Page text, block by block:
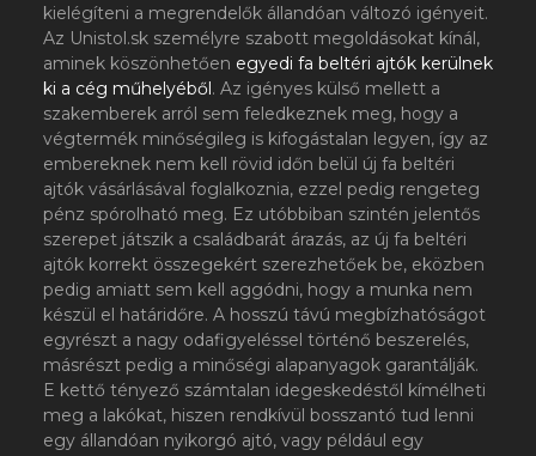
kielégíteni a megrendelők állandóan változó igényeit.
Az Unistol.sk személyre szabott megoldásokat kínál,
aminek köszönhetően egyedi fa beltéri ajtók kerülnek
ki a cég műhelyéből. Az igényes külső mellett a
szakemberek arról sem feledkeznek meg, hogy a
végtermék minőségileg is kifogástalan legyen, így az
embereknek nem kell rövid időn belül új fa beltéri
ajtók vásárlásával foglalkoznia, ezzel pedig rengeteg
pénz spórolható meg. Ez utóbbiban szintén jelentős
szerepet játszik a családbarát árazás, az új fa beltéri
ajtók korrekt összegekért szerezhetőek be, eközben
pedig amiatt sem kell aggódni, hogy a munka nem
készül el határidőre. A hosszú távú megbízhatóságot
egyrészt a nagy odafigyeléssel történő beszerelés,
másrészt pedig a minőségi alapanyagok garantálják.
E kettő tényező számtalan idegeskedéstől kímélheti
meg a lakókat, hiszen rendkívül bosszantó tud lenni
egy állandóan nyikorgó ajtó, vagy például egy